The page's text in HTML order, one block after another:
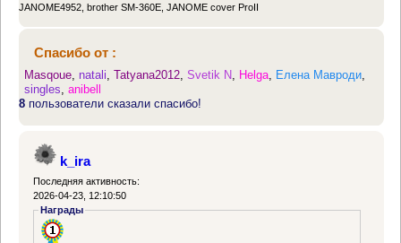
JANOME4952, brother SM-360E, JANOME cover ProII
Спасибо от :
Masqoue natali ,Tatyana2012 ,Svetik N Helga Елена Мавроди
singles ,anibell
8 пользователи сказали спасибо!
k_ira
Последняя активность:
2026-04-23, 12:10:50
Награды